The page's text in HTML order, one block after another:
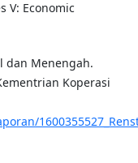
V: Economic
dan Menengah.
Koperasi